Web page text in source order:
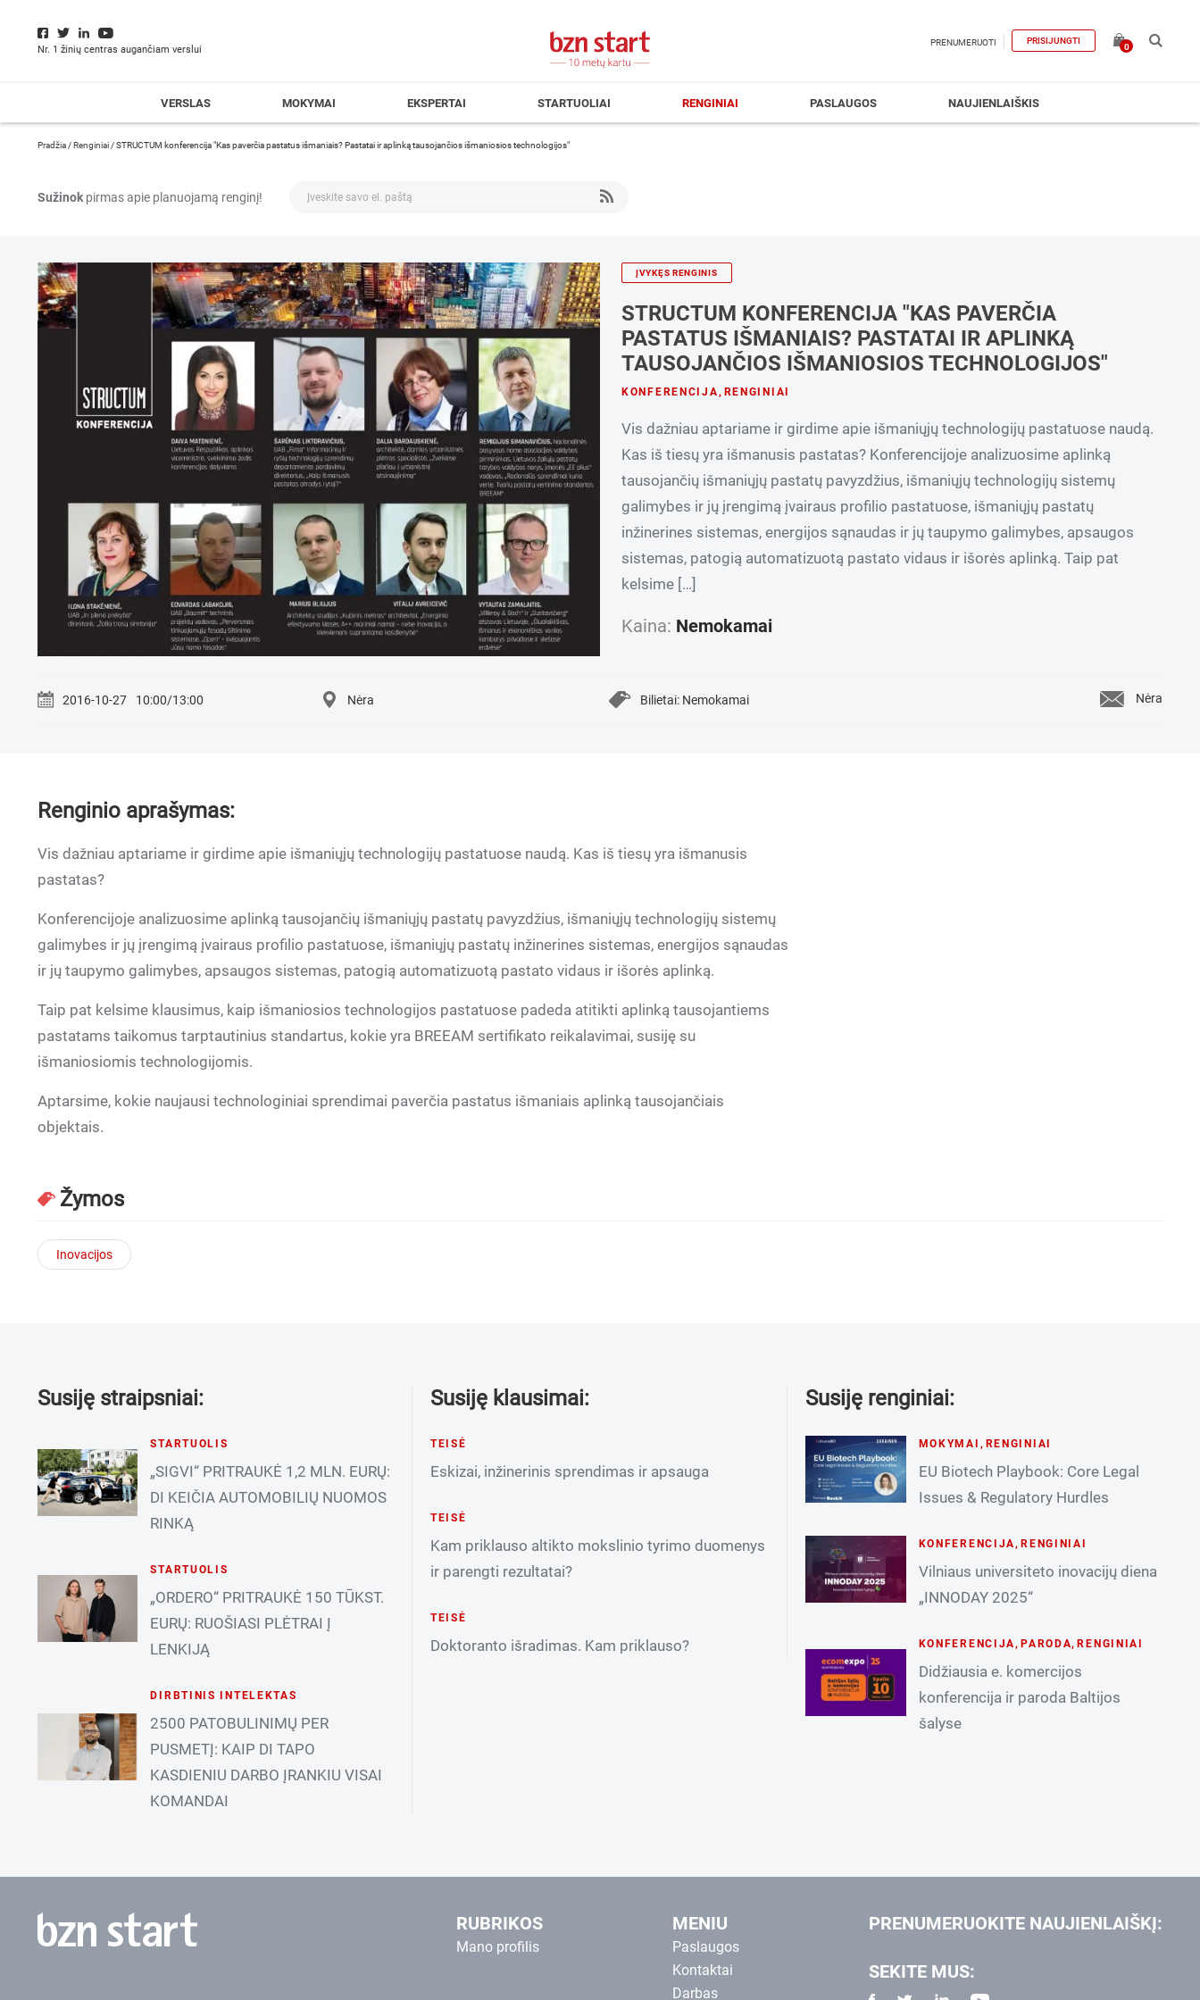
Nr. 1 žinių centras augančiam verslui
PRENUMERUOTI PRISIJUNGTI
0
VERSLAS MOKYMAI EKSPERTAI STARTUOLIAI RENGINIAI PASLAUGOS NAUJIENLAIŠKIS
Pradžia /Renginiai /STRUCTUM konferencija "Kas paverčia pastatus išmaniais? Pastatai ir aplinką tausojančios išmaniosios technologijos"
Sužinok pirmas apie planuojamą renginį!
ĮVYKĘS RENGINIS
STRUCTUM KONFERENCIJA "KAS PAVERČIA
PASTATUS IŠMANIAIS? PASTATAI IR APLINKĄ
TAUSOJANČIOS IŠMANIOSIOS TECHNOLOGIJOS"
KONFERENCIJA, RENGINIAI
Vis dažniau aptariame ir girdime apie išmaniųjų technologijų pastatuose naudą.
Kas iš tiesų yra išmanusis pastatas? Konferencijoje analizuosime aplinką
tausojančių išmaniųjų pastatų pavyzdžius, išmaniųjų technologijų sistemų
galimybes ir jų įrengimą įvairaus profilio pastatuose, išmaniųjų pastatų
inžinerines sistemas, energijos sąnaudas ir jų taupymo galimybes, apsaugos
sistemas, patogią automatizuotą pastato vidaus ir išorės aplinką. Taip pat
kelsime […]
Kaina: Nemokamai
2016-10-27 10:00/13:00 Nėra Bilietai: Nemokamai Nėra
Renginio aprašymas:
Vis dažniau aptariame ir girdime apie išmaniųjų technologijų pastatuose naudą. Kas iš tiesų yra išmanusis
pastatas?
Konferencijoje analizuosime aplinką tausojančių išmaniųjų pastatų pavyzdžius, išmaniųjų technologijų sistemų
galimybes ir jų įrengimą įvairaus profilio pastatuose, išmaniųjų pastatų inžinerines sistemas, energijos sąnaudas
ir jų taupymo galimybes, apsaugos sistemas, patogią automatizuotą pastato vidaus ir išorės aplinką.
Taip pat kelsime klausimus, kaip išmaniosios technologijos pastatuose padeda atitikti aplinką tausojantiems
pastatams taikomus tarptautinius standartus, kokie yra BREEAM sertifikato reikalavimai, susiję su
išmaniosiomis technologijomis.
Aptarsime, kokie naujausi technologiniai sprendimai paverčia pastatus išmaniais aplinką tausojančiais
objektais.
Žymos
Inovacijos
Susiję straipsniai:
STARTUOLIS
„SIGVI“ PRITRAUKĖ 1,2 MLN. EURŲ:
DI KEIČIA AUTOMOBILIŲ NUOMOS
RINKĄ
STARTUOLIS
„ORDERO“ PRITRAUKĖ 150 TŪKST.
EURŲ: RUOŠIASI PLĖTRAI Į
LENKIJĄ
DIRBTINIS INTELEKTAS
2500 PATOBULINIMŲ PER
PUSMETĮ: KAIP DI TAPO
KASDIENIU DARBO ĮRANKIU VISAI
KOMANDAI
Susiję klausimai:
TEISĖ
Eskizai, inžinerinis sprendimas ir apsauga
TEISĖ
Kam priklauso altikto mokslinio tyrimo duomenys
ir parengti rezultatai?
TEISĖ
Doktoranto išradimas. Kam priklauso?
Susiję renginiai:
MOKYMAI , RENGINIAI
EU Biotech Playbook: Core Legal
Issues & Regulatory Hurdles
KONFERENCIJA ,RENGINIAI
Vilniaus universiteto inovacijų diena
„INNODAY 2025“
KONFERENCIJA ,PARODA,RENGINIAI
Didžiausia e. komercijos
konferencija ir paroda Baltijos
šalyse
RUBRIKOS
Mano profilis
MENIU
Paslaugos
Kontaktai
Darbas
PRENUMERUOKITE NAUJIENLAIŠKĮ:
SEKITE MUS: